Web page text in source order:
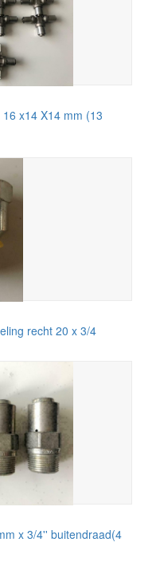
x14 X14 mm (13
recht 20 x 3/4
x 3/4'' buitendraad(4